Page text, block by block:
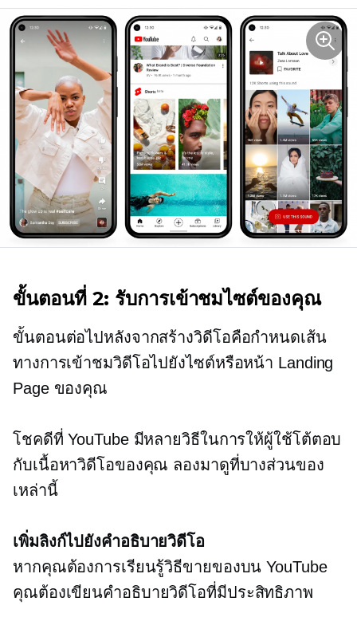
ขั้นตอนที่ 2: รับการเข้าชมไซต์ของคุณ
ขั้นตอนต่อไปหลังจากสร้างวิดีโอคือกำหนดเส้น
ทางการเข้าชมวิดีโอไปยังไซต์หรือหน้า Landing
Page ของคุณ
โชคดีที่ YouTube มีหลายวิธีในการให้ผู้ใช้โต้ตอบ
กับเนื้อหาวิดีโอของคุณ ลองมาดูที่บางส่วนของ
เหล่านี้
เพิ่มลิงก์ไปยังคำอธิบายวิดีโอ
หากคุณต้องการเรียนรู้วิธีขายของบน YouTube
คุณต้องเขียนคำอธิบายวิดีโอที่มีประสิทธิภาพ